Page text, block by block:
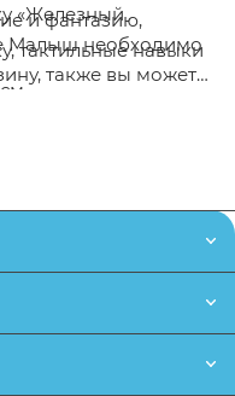
и фантазию,
тактильные навыки
«Железный
Малыш необходимо
также вы можете
незначительные
свойства
элементы товара и